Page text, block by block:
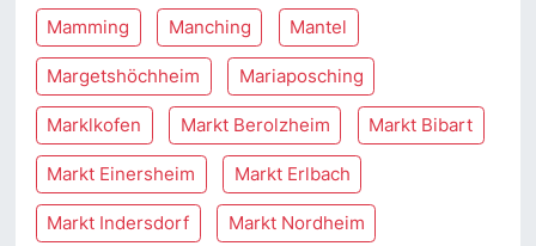
Mamming Manching Mantel
Margetshöchheim Mariaposching
Marklkofen Markt Berolzheim Markt Bibart
Markt Einersheim Markt Erlbach
Markt Indersdorf Markt Nordheim